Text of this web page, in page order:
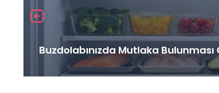
Buzdolabınızda Mutlaka Bulunması